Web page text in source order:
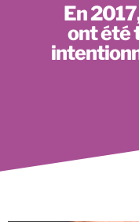
En
ont été